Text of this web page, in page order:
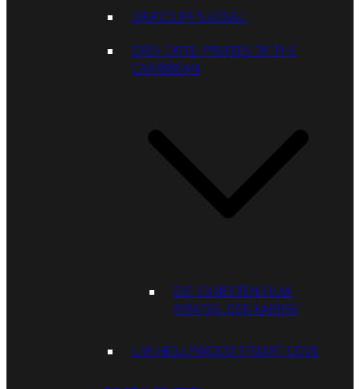
GRAYCLIFF NASSAU
DREHORTE: PIRATES OF THE
CARIBBEAN
DIE 13 BESTEN FILM-
PIRATEN DER KARIBIK
UW-HOLLYWOOD STUART COVE